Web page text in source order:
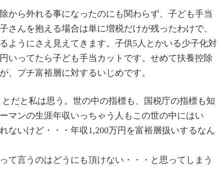
から外れる事になったのにも関わらず、子ども手当
んを抱える場合は単に増税だけが残ったわけで、
ようにさえ見えてきます。子供5人とかいる少子化対
いってたら子ども手当カットです。せめて扶養控除
、プチ富裕層に対するいじめです。
だと私は思う。世の中の指標も、国税庁の指標も知
マンの生涯年収いっちゃう人もこの世の中にはい
ないけど・・・年収1,200万円を富裕層扱いするなん
て言うのはどうにも頂けない・・・と思ってしまう